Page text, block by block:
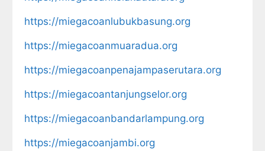
https://miegacoanlubukbasung.org
https://miegacoanmuaradua.org
https://miegacoanpenajampaserutara.org
https://miegacoantanjungselor.org
https://miegacoanbandarlampung.org
https://miegacoanjambi.org